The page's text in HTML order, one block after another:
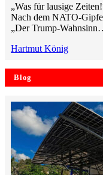
„Was für lausige
Nach dem NATO-
„Der Trump-
Hartmut König
Blog